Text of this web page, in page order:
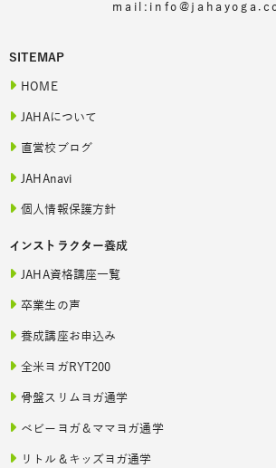
SITEMAP
HOME
JAHAについて
直営校ブログ
JAHAnavi
個人情報保護方針
インストラクター養成
JAHA資格講座一覧
卒業生の声
養成講座お申込み
全米ヨガRYT200
骨盤スリムヨガ通学
ベビーヨガ＆ママヨガ通学
リトル＆キッズヨガ通学